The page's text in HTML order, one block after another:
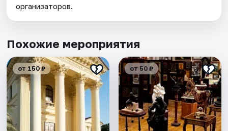
организаторов.
Похожие мероприятия
от 150 ₽ от 50 ₽